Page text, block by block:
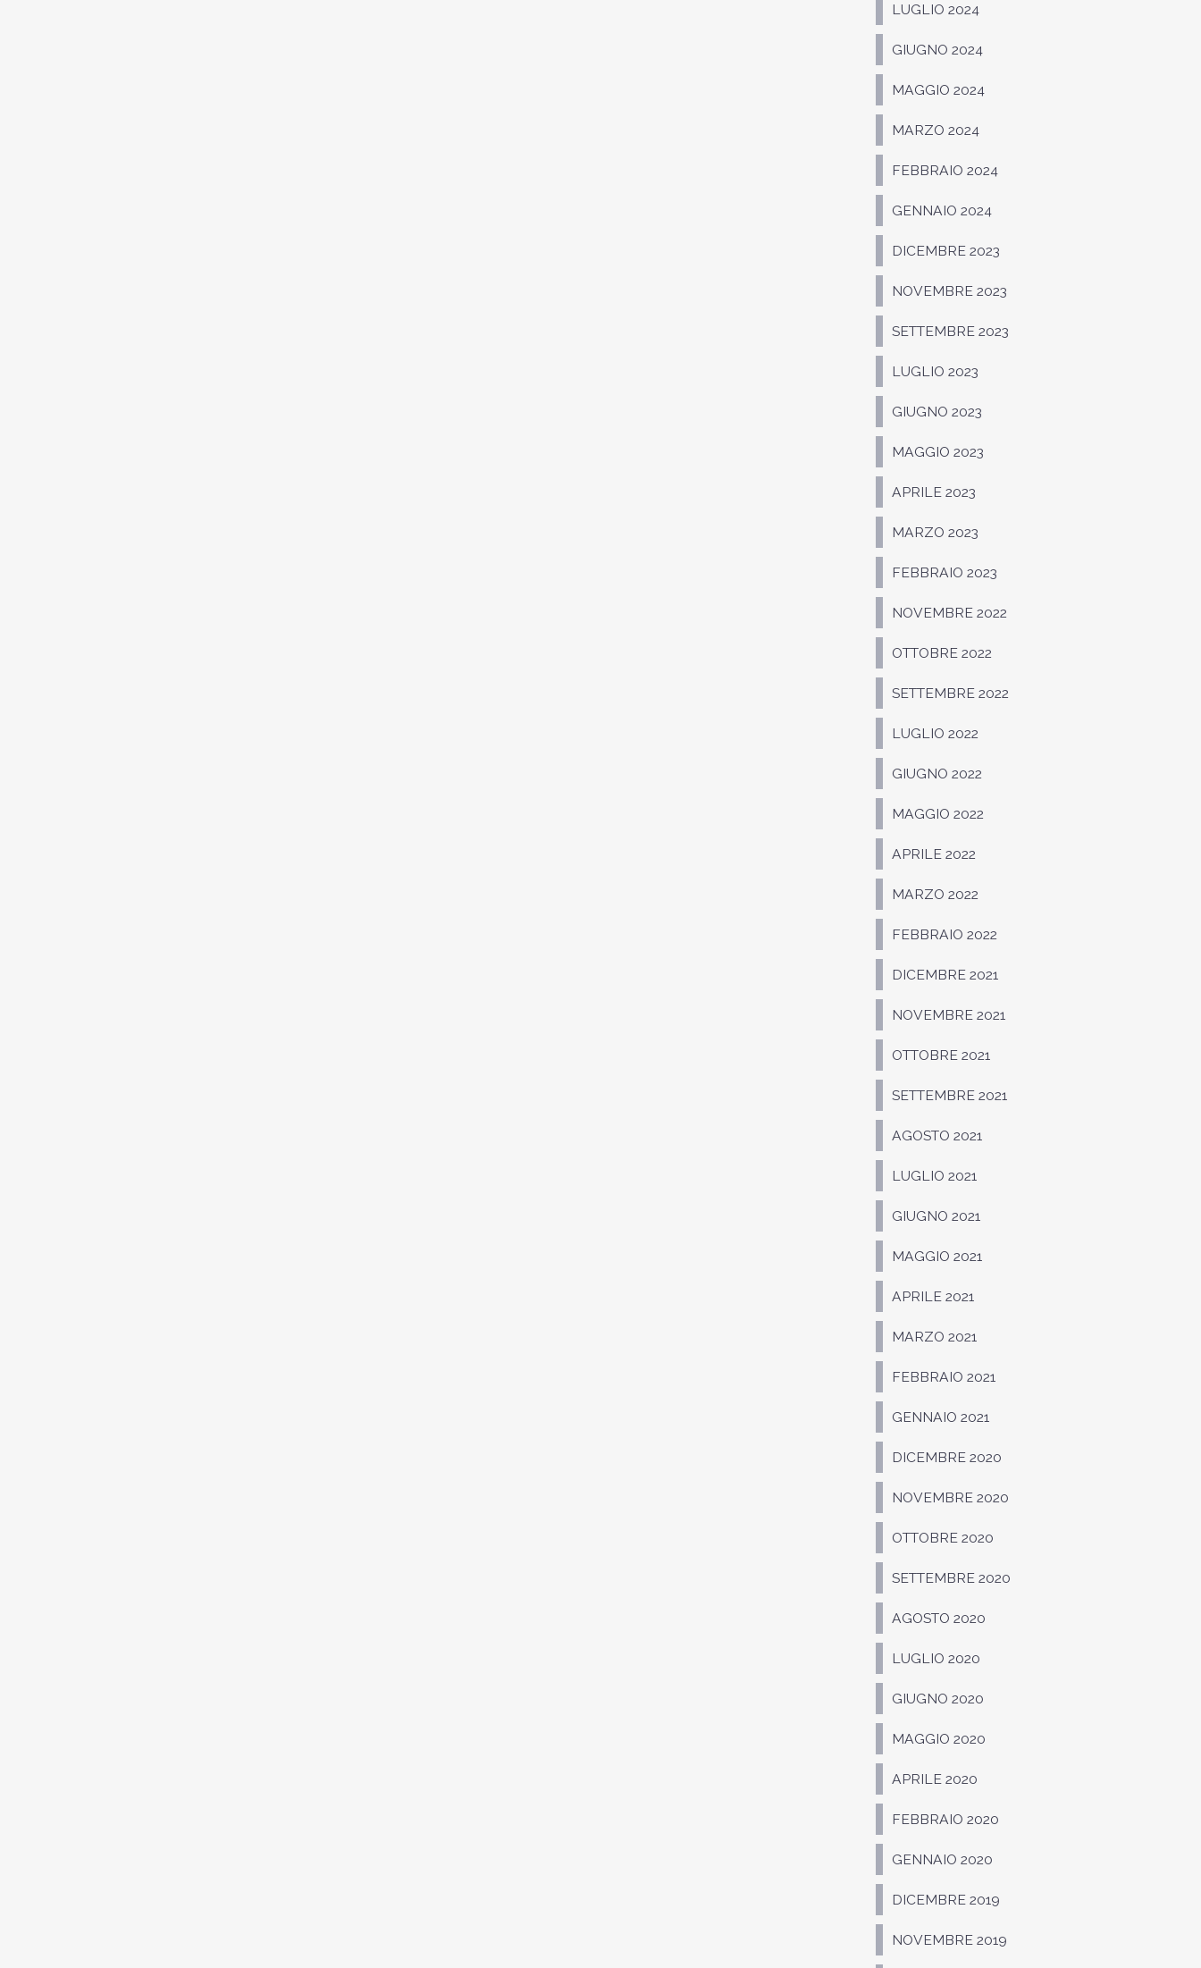
LUGLIO 2024
GIUGNO 2024
MAGGIO 2024
MARZO 2024
FEBBRAIO 2024
GENNAIO 2024
DICEMBRE 2023
NOVEMBRE 2023
SETTEMBRE 2023
LUGLIO 2023
GIUGNO 2023
MAGGIO 2023
APRILE 2023
MARZO 2023
FEBBRAIO 2023
NOVEMBRE 2022
OTTOBRE 2022
SETTEMBRE 2022
LUGLIO 2022
GIUGNO 2022
MAGGIO 2022
APRILE 2022
MARZO 2022
FEBBRAIO 2022
DICEMBRE 2021
NOVEMBRE 2021
OTTOBRE 2021
SETTEMBRE 2021
AGOSTO 2021
LUGLIO 2021
GIUGNO 2021
MAGGIO 2021
APRILE 2021
MARZO 2021
FEBBRAIO 2021
GENNAIO 2021
DICEMBRE 2020
NOVEMBRE 2020
OTTOBRE 2020
SETTEMBRE 2020
AGOSTO 2020
LUGLIO 2020
GIUGNO 2020
MAGGIO 2020
APRILE 2020
FEBBRAIO 2020
GENNAIO 2020
DICEMBRE 2019
NOVEMBRE 2019